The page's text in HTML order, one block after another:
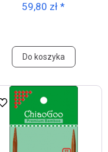
59,80 zł *
Do koszyka